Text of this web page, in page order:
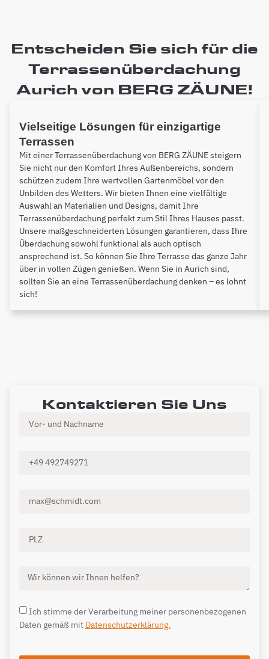
Entscheiden Sie sich für die
Terrassenüberdachung
Aurich von BERG ZÄUNE!
Vielseitige Lösungen für einzigartige
Terrassen
Mit einer Terrassenüberdachung von BERG ZÄUNE steigern
Sie nicht nur den Komfort Ihres Außenbereichs, sondern
schützen zudem Ihre wertvollen Gartenmöbel vor den
Unbilden des Wetters. Wir bieten Ihnen eine vielfältige
Auswahl an Materialien und Designs, damit Ihre
Terrassenüberdachung perfekt zum Stil Ihres Hauses passt.
Unsere maßgeschneiderten Lösungen garantieren, dass Ihre
Überdachung sowohl funktional als auch optisch
ansprechend ist. So können Sie Ihre Terrasse das ganze Jahr
über in vollen Zügen genießen. Wenn Sie in Aurich sind,
sollten Sie an eine Terrassenüberdachung denken – es lohnt
sich!
Kontaktieren Sie Uns
Ich stimme der Verarbeitung meiner personenbezogenen
Daten gemäß mit Datenschutzerklärung.